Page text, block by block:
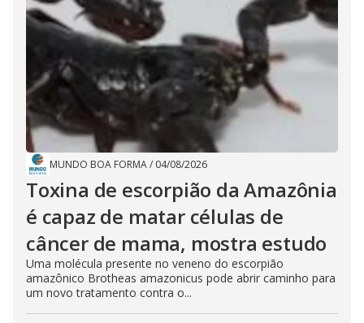
MUNDO BOA FORMA/ 04/08/2026
Toxina de escorpião da Amazônia
é capaz de matar células de
câncer de mama, mostra estudo
Uma molécula presente no veneno do escorpião
amazônico Brotheas amazonicus pode abrir caminho para
um novo tratamento contra o...